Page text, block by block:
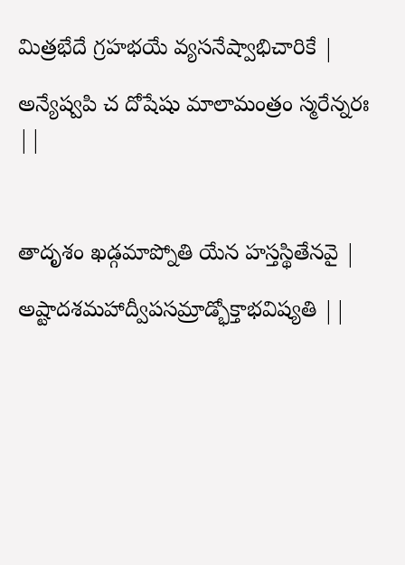
మిత్రభేదే గ్రహభయే వ్యసనేష్వాభిచారికే |
అన్యేష్వపి చ దోషేషు మాలామంత్రం స్మరేన్నరః
తాదృశం ఖడ్గమాప్నోతి యేన హస్తస్థితేనవై |
అష్టాదశమహాద్వీపసమ్రాడ్భోక్తాభవిష్యతి ||